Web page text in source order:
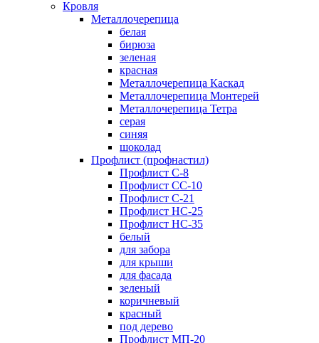
Кровля
Металлочерепица
белая
бирюза
зеленая
красная
Металлочерепица Каскад
Металлочерепица Монтерей
Металлочерепица Тетра
серая
синяя
шоколад
Профлист (профнастил)
Профлист С-8
Профлист СС-10
Профлист C-21
Профлист НС-25
Профлист НС-35
белый
для забора
для крыши
для фасада
зеленый
коричневый
красный
под дерево
Профлист МП-20